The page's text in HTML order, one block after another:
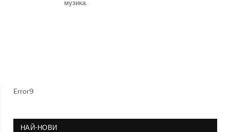
музика.
Error9
НАЙ-НОВИ